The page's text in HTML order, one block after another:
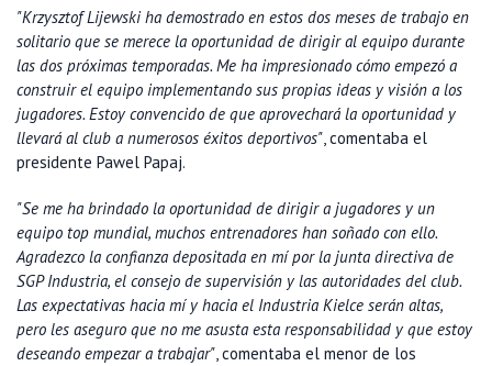
"Krzysztof Lijewski ha demostrado en estos dos meses de trabajo en
solitario que se merece la oportunidad de dirigir al equipo durante
las dos próximas temporadas. Me ha impresionado cómo empezó a
construir el equipo implementando sus propias ideas y visión a los
jugadores. Estoy convencido de que aprovechará la oportunidad y
llevará al club a numerosos éxitos deportivos", comentaba el
presidente Pawel Papaj.
"Se me ha brindado la oportunidad de dirigir a jugadores y un
equipo top mundial, muchos entrenadores han soñado con ello.
Agradezco la confianza depositada en mí por la junta directiva de
SGP Industria, el consejo de supervisión y las autoridades del club.
Las expectativas hacia mí y hacia el Industria Kielce serán altas,
pero les aseguro que no me asusta esta responsabilidad y que estoy
deseando empezar a trabajar", comentaba el menor de los